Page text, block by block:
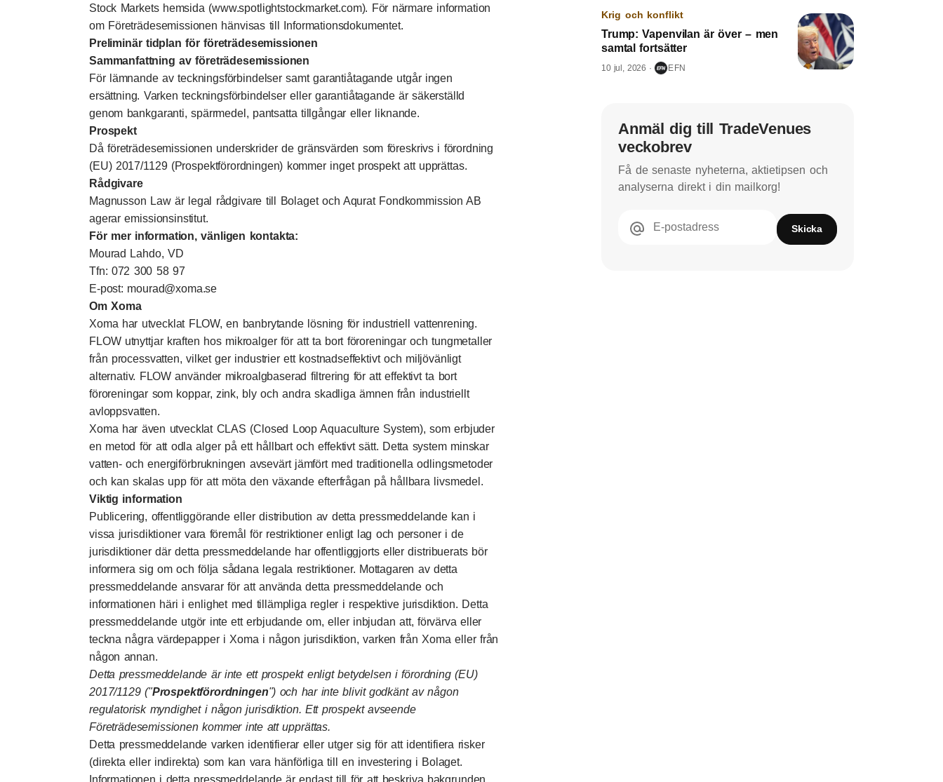
Stock Markets hemsida (www.spotlightstockmarket.com). För närmare information
om Företrädesemissionen hänvisas till Informationsdokumentet.
Preliminär tidplan för företrädesemissionen
Sammanfattning av företrädesemissionen
För lämnande av teckningsförbindelser samt garantiåtagande utgår ingen
ersättning. Varken teckningsförbindelser eller garantiåtagande är säkerställd
genom bankgaranti, spärrmedel, pantsatta tillgångar eller liknande.
Prospekt
Då företrädesemissionen underskrider de gränsvärden som föreskrivs i förordning
(EU) 2017/1129 (Prospektförordningen) kommer inget prospekt att upprättas.
Rådgivare
Magnusson Law är legal rådgivare till Bolaget och Aqurat Fondkommission AB
agerar emissionsinstitut.
För mer information, vänligen kontakta:
Mourad Lahdo, VD
Tfn: 072 300 58 97
E-post: mourad@xoma.se
Om Xoma
Xoma har utvecklat FLOW, en banbrytande lösning för industriell vattenrening.
FLOW utnyttjar kraften hos mikroalger för att ta bort föroreningar och tungmetaller
från processvatten, vilket ger industrier ett kostnadseffektivt och miljövänligt
alternativ. FLOW använder mikroalgbaserad filtrering för att effektivt ta bort
föroreningar som koppar, zink, bly och andra skadliga ämnen från industriellt
avloppsvatten.
Xoma har även utvecklat CLAS (Closed Loop Aquaculture System), som erbjuder
en metod för att odla alger på ett hållbart och effektivt sätt. Detta system minskar
vatten- och energiförbrukningen avsevärt jämfört med traditionella odlingsmetoder
och kan skalas upp för att möta den växande efterfrågan på hållbara livsmedel.
Viktig information
Publicering, offentliggörande eller distribution av detta pressmeddelande kan i
vissa jurisdiktioner vara föremål för restriktioner enligt lag och personer i de
jurisdiktioner där detta pressmeddelande har offentliggjorts eller distribuerats bör
informera sig om och följa sådana legala restriktioner. Mottagaren av detta
pressmeddelande ansvarar för att använda detta pressmeddelande och
informationen häri i enlighet med tillämpliga regler i respektive jurisdiktion. Detta
pressmeddelande utgör inte ett erbjudande om, eller inbjudan att, förvärva eller
teckna några värdepapper i Xoma i någon jurisdiktion, varken från Xoma eller från
någon annan.
Detta pressmeddelande är inte ett prospekt enligt betydelsen i förordning (EU)
2017/1129 ("Prospektförordningen") och har inte blivit godkänt av någon
regulatorisk myndighet i någon jurisdiktion. Ett prospekt avseende
Företrädesemissionen kommer inte att upprättas.
Detta pressmeddelande varken identifierar eller utger sig för att identifiera risker
(direkta eller indirekta) som kan vara hänförliga till en investering i Bolaget.
Informationen i detta pressmeddelande är endast till för att beskriva bakgrunden
Krig och konflikt
Trump: Vapenvilan är över – men
samtal fortsätter
10 jul, 2026 EFN
Anmäl dig till TradeVenues
veckobrev
Få de senaste nyheterna, aktietipsen och
analyserna direkt i din mailkorg!
E-postadress Skicka